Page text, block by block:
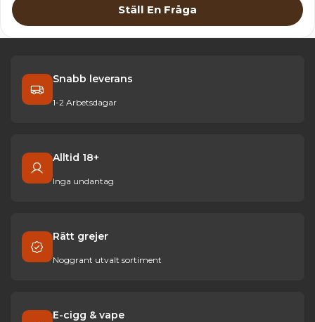
Ställ En Fråga
Snabb leverans
1-2 Arbetsdagar
Alltid 18+
Inga undantag
Rätt grejer
Noggrant utvalt sortiment
E-cigg & vape